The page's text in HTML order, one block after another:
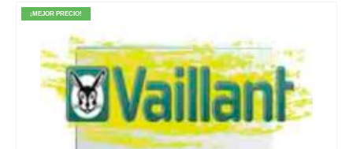
¡MEJOR PRECIO!